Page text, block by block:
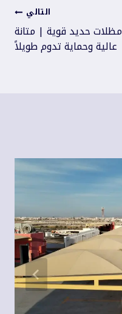
التالي
مظلات حديد قوية | متانة
عالية وحماية تدوم طويلاً